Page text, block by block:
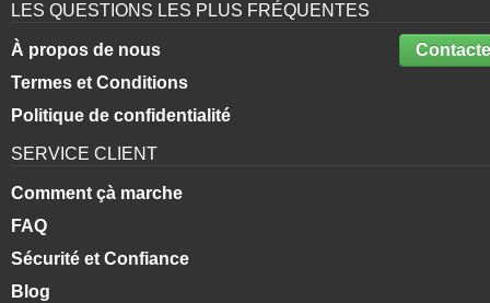
LES QUESTIONS LES PLUS FRÉQUENTES
À propos de nous
Termes et Conditions
Politique de confidentialité
SERVICE CLIENT
Comment çà marche
FAQ
Sécurité et Confiance
Blog